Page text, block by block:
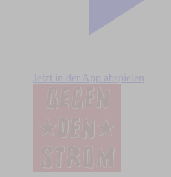
Jetzt in der App abspielen